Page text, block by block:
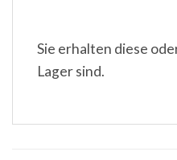
Sie erhalten diese
Lager sind.